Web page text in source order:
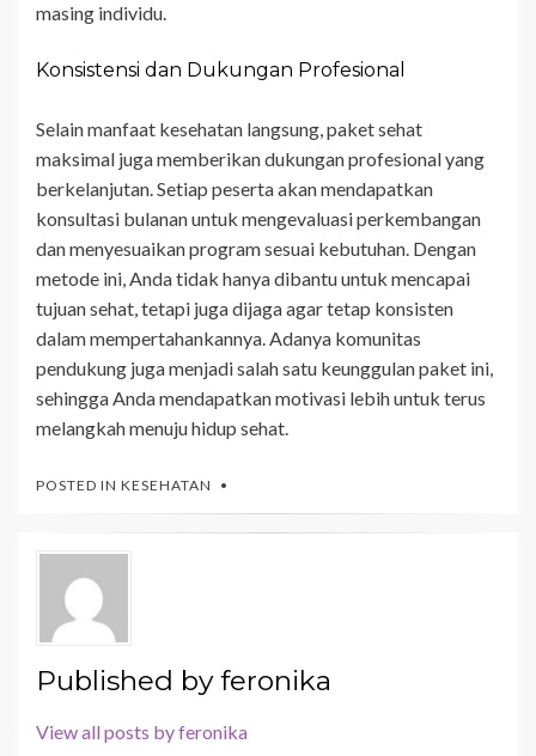
masing individu.
Konsistensi dan Dukungan Profesional
Selain manfaat kesehatan langsung, paket sehat
maksimal juga memberikan dukungan profesional yang
berkelanjutan. Setiap peserta akan mendapatkan
konsultasi bulanan untuk mengevaluasi perkembangan
dan menyesuaikan program sesuai kebutuhan. Dengan
metode ini, Anda tidak hanya dibantu untuk mencapai
tujuan sehat, tetapi juga dijaga agar tetap konsisten
dalam mempertahankannya. Adanya komunitas
pendukung juga menjadi salah satu keunggulan paket ini,
sehingga Anda mendapatkan motivasi lebih untuk terus
melangkah menuju hidup sehat.
POSTED IN KESEHATAN
Published byferonika
View all posts by feronika